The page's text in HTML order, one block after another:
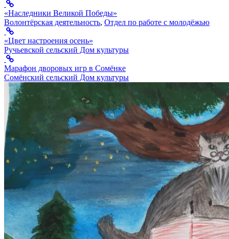
«Наследники Великой Победы»
Волонтёрская деятельность, Отдел по работе с молодёжью
«Цвет настроения осень»
Ручьевской сельский Дом культуры
Марафон дворовых игр в Сомёнке
Сомёнский сельский Дом культуры